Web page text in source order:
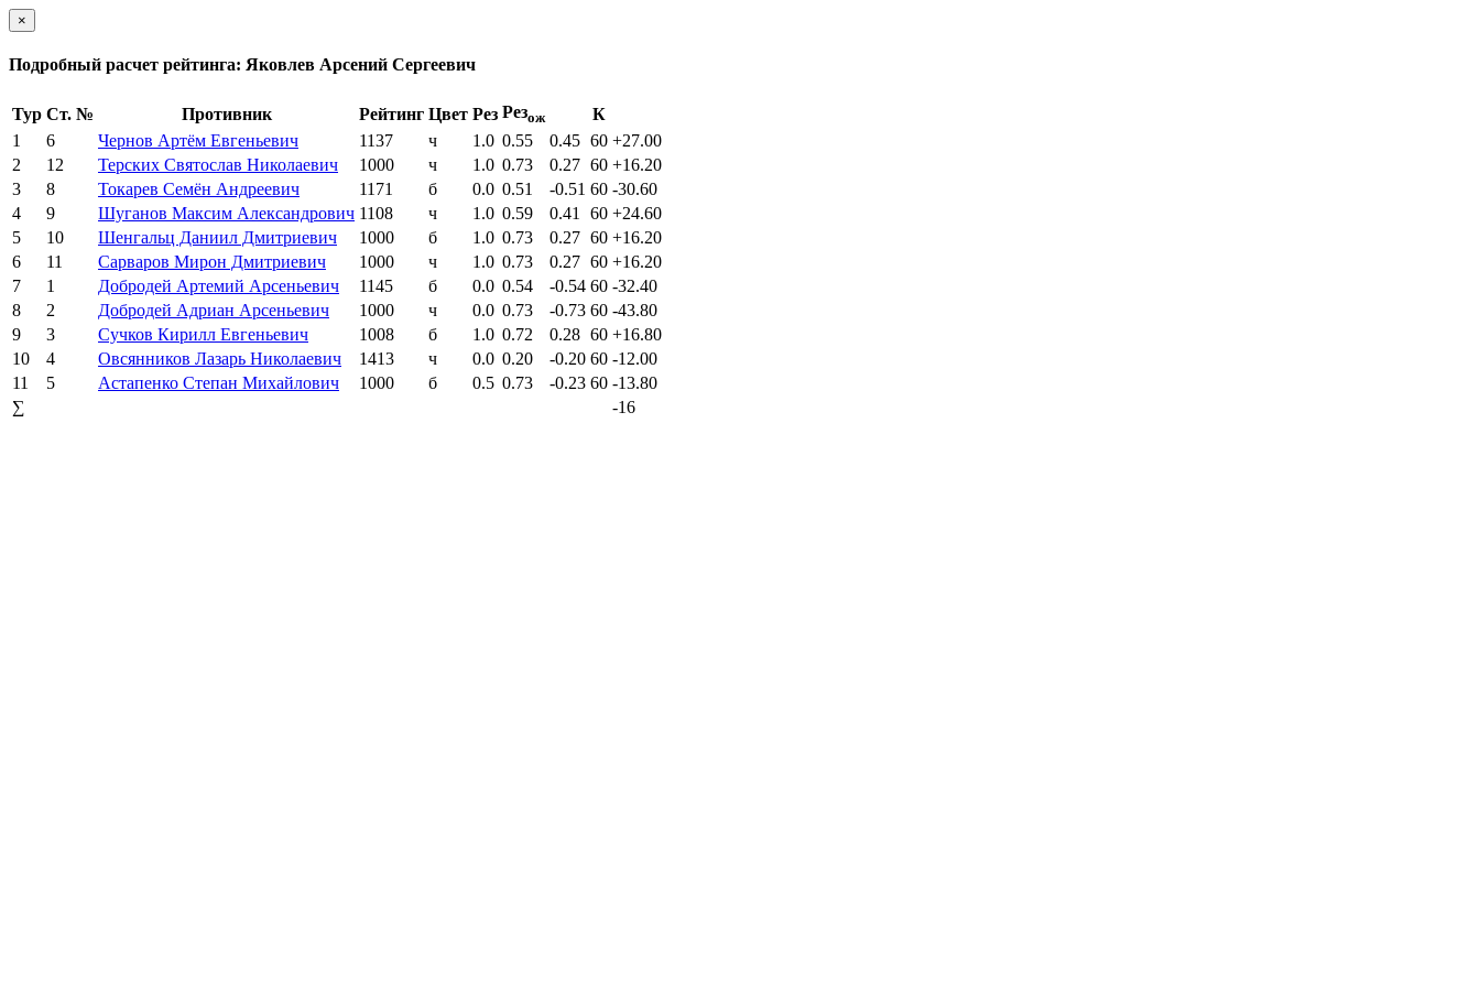
×
Подробный расчет рейтинга: Яковлев Арсений Сергеевич
Тур Ст. № Противник Рейтинг Цвет Рез Резож
К
1
6 Чернов Артём Евгеньевич 1137 ч 1.0 0.55 0.45 60 +27.00
2
12 Терских Святослав Николаевич 1000 ч 1.0 0.73 0.27 60 +16.20
3
8 Токарев Семён Андреевич 1171 б 0.0 0.51 -0.51 60 -30.60
4
9 Шуганов Максим Александрович 1108 ч 1.0 0.59 0.41 60 +24.60
5
10 Шенгальц Даниил Дмитриевич 1000 б 1.0 0.73 0.27 60 +16.20
6
11 Сарваров Мирон Дмитриевич 1000 ч 1.0 0.73 0.27 60 +16.20
7
1 Добродей Артемий Арсеньевич 1145 б 0.0 0.54 -0.54 60 -32.40
8
2 Добродей Адриан Арсеньевич 1000 ч 0.0 0.73 -0.73 60 -43.80
9
3 Сучков Кирилл Евгеньевич 1008 б 1.0 0.72 0.28 60 +16.80
10
4 Овсянников Лазарь Николаевич 1413 ч 0.0 0.20 -0.20 60 -12.00
11
5 Астапенко Степан Михайлович 1000 б 0.5 0.73 -0.23 60 -13.80
∑
-16